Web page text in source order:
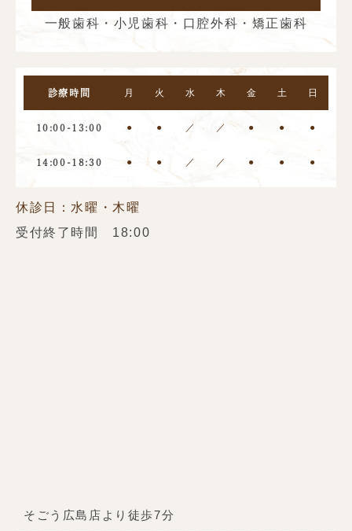
一般歯科・小児歯科・口腔外科・矯正歯科
診療時間 月 火 水 木 金 土 日
10:00-13:00 ● ● ／ ／ ● ● ●
14:00-18:30 ● ● ／ ／ ● ● ●
休診日：水曜・木曜
受付終了時間 18:00
そごう広島店より徒歩7分